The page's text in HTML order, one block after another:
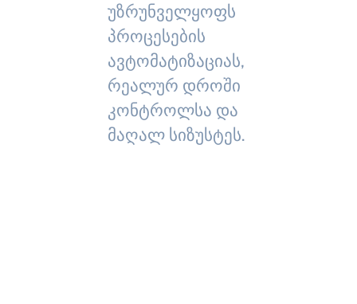
უზრუნველყოფს
პროცესების
ავტომატიზაციას,
რეალურ დროში
კონტროლსა და
მაღალ სიზუსტეს.